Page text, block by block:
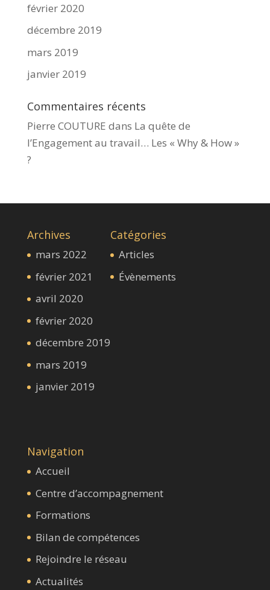
février 2020
décembre 2019
mars 2019
janvier 2019
Commentaires récents
Pierre COUTURE dans La quête de
l’Engagement au travail… Les « Why & How »​
?
Archives
mars 2022
février 2021
avril 2020
février 2020
décembre 2019
mars 2019
janvier 2019
Catégories
Articles
Évènements
Navigation
Accueil
Centre d’accompagnement
Formations
Bilan de compétences
Rejoindre le réseau
Actualités